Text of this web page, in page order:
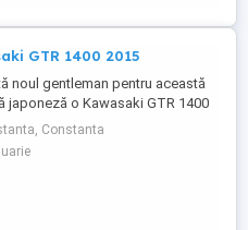
GTR 1400 2015
noul gentleman pentru această
japoneză o Kawasaki GTR 1400
întoarce priviri și iubește
A fost răsfățată, întreținută la
cu respect. O dau doar
Constanta